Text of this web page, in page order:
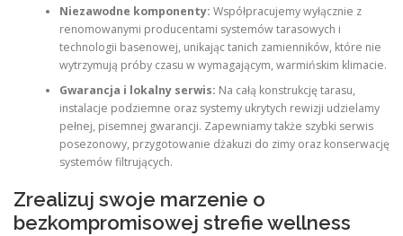
Niezawodne komponenty: Współpracujemy wyłącznie z
renomowanymi producentami systemów tarasowych i
technologii basenowej, unikając tanich zamienników, które nie
wytrzymują próby czasu w wymagającym, warmińskim klimacie.
Gwarancja i lokalny serwis: Na całą konstrukcję tarasu,
instalacje podziemne oraz systemy ukrytych rewizji udzielamy
pełnej, pisemnej gwarancji. Zapewniamy także szybki serwis
posezonowy, przygotowanie dżakuzi do zimy oraz konserwację
systemów filtrujących.
Zrealizuj swoje marzenie o
bezkompromisowej strefie wellness